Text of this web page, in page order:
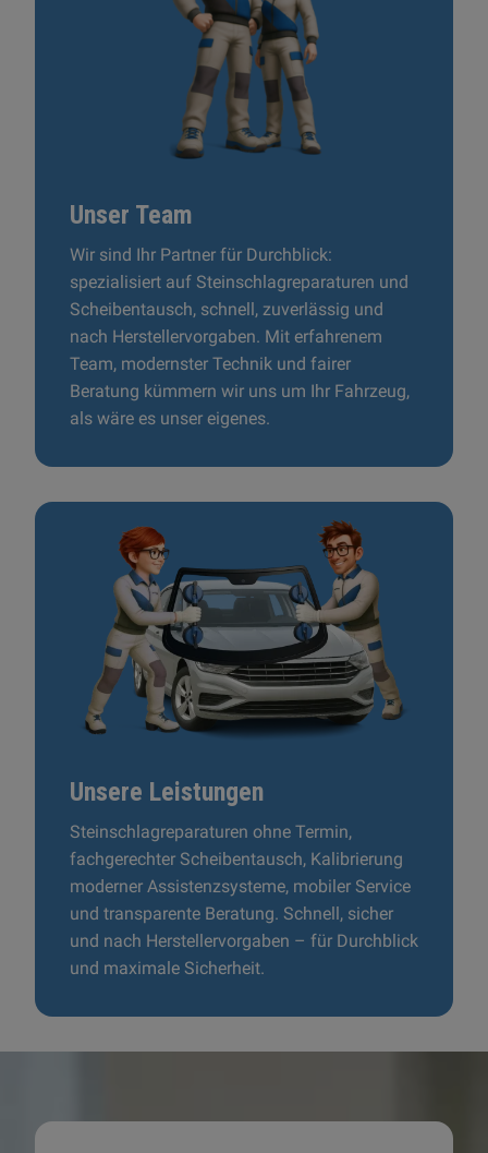
Unser Team
Wir sind Ihr Partner für Durchblick:
spezialisiert auf Steinschlagreparaturen und
Scheibentausch, schnell, zuverlässig und
nach Herstellervorgaben. Mit erfahrenem
Team, modernster Technik und fairer
Beratung kümmern wir uns um Ihr Fahrzeug,
als wäre es unser eigenes.
Unsere Leistungen
Steinschlagreparaturen ohne Termin,
fachgerechter Scheibentausch, Kalibrierung
moderner Assistenzsysteme, mobiler Service
und transparente Beratung. Schnell, sicher
und nach Herstellervorgaben – für Durchblick
und maximale Sicherheit.